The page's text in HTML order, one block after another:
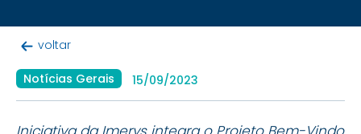
voltar
Notícias Gerais 15/09/2023